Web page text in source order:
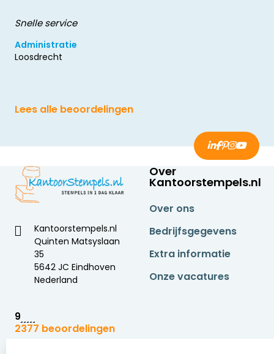
Snelle service
Administratie
Loosdrecht
Lees alle beoordelingen
Kantoorstempels.nl
Quinten Matsyslaan
35
5642 JC Eindhoven
Nederland
9
2377 beoordelingen
Over
Kantoorstempels.nl
Over ons
Bedrijfsgegevens
Extra informatie
Onze vacatures